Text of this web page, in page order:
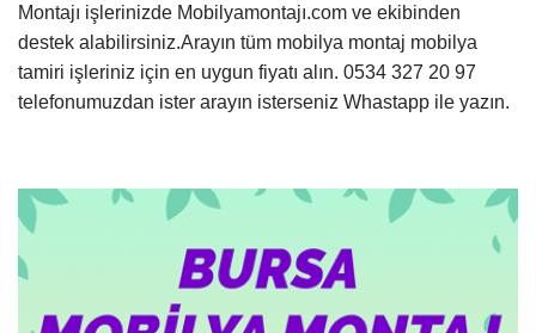
Montajı işlerinizde Mobilyamontajı.com ve ekibinden
destek alabilirsiniz.Arayın tüm mobilya montaj mobilya
tamiri işleriniz için en uygun fiyatı alın. 0534 327 20 97
telefonumuzdan ister arayın isterseniz Whastapp ile yazın.